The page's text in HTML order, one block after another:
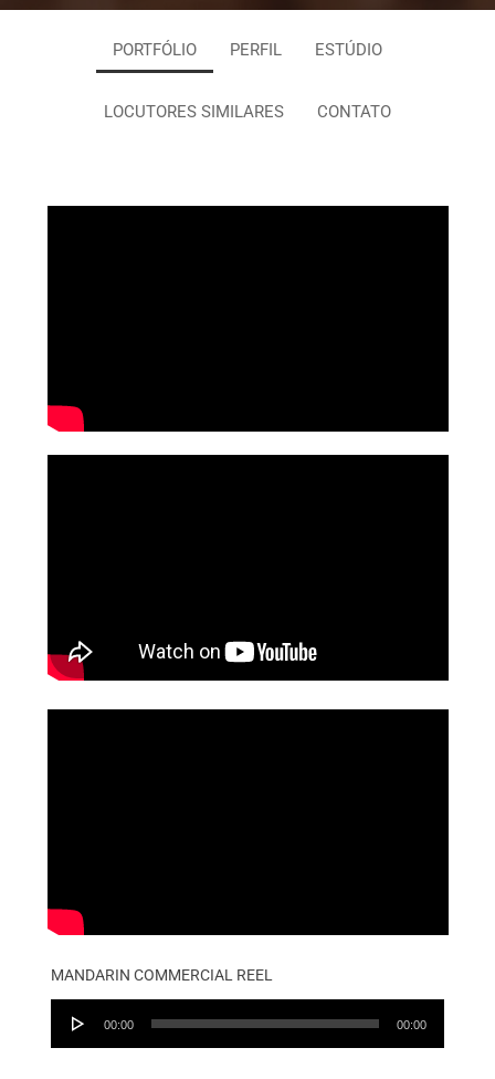
PORTFÓLIO PERFIL ESTÚDIO
LOCUTORES SIMILARES CONTATO
MANDARIN COMMERCIAL REEL
Audio
00:00 00:00